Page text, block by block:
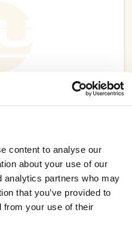
content to analyse our
about your use of our
analytics partners who may
that you’ve provided to
from your use of their